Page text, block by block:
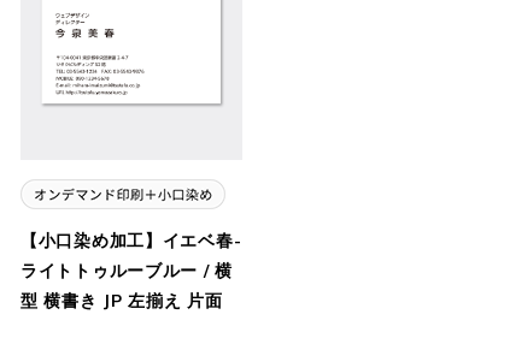
【小口染め加工】イエベ春-
ライトトゥルーブルー / 横
型 横書き JP 左揃え 片面